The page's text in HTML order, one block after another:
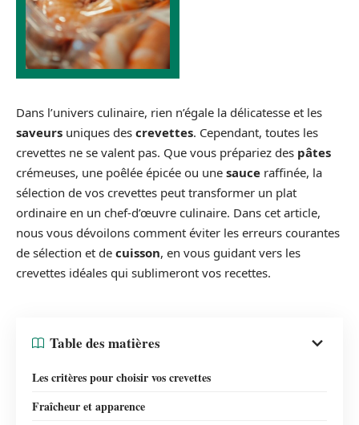
Dans l’univers culinaire, rien n’égale la délicatesse et les
saveurs uniques des crevettes. Cependant, toutes les
crevettes ne se valent pas. Que vous prépariez des pâtes
crémeuses, une poêlée épicée ou une sauce raffinée, la
sélection de vos crevettes peut transformer un plat
ordinaire en un chef-d’œuvre culinaire. Dans cet article,
nous vous dévoilons comment éviter les erreurs courantes
de sélection et de cuisson, en vous guidant vers les
crevettes idéales qui sublimeront vos recettes.
Table des matières
Les critères pour choisir vos crevettes
Fraîcheur et apparence